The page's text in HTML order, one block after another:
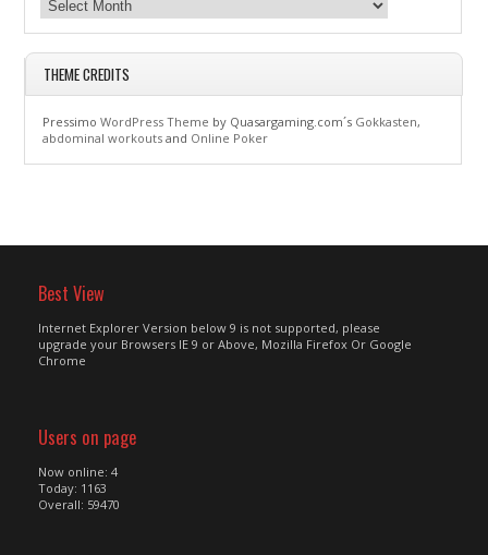
THEME CREDITS
PressimoWordPress Theme by Quasargaming.com´s Gokkasten,
abdominal workouts and Online Poker
Best View
Internet Explorer Version below 9 is not supported, please
upgrade your Browsers IE 9 or Above, Mozilla Firefox Or Google
Chrome
Users on page
Now online: 4
Today: 1163
Overall: 59470